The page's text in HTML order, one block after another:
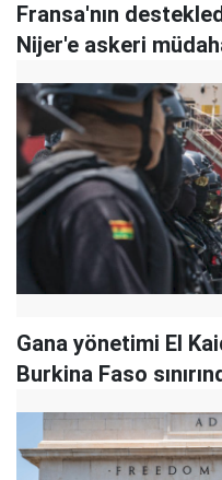
Fransa'nın
Nijer'e askeri
Gana yönetimi El
Burkina Faso